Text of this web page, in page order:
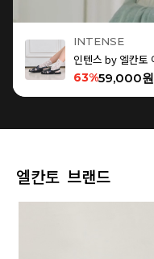
INTENSE
63%59,000원
엘칸토 브랜드